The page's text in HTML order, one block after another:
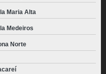
Maria Alta
Medeiros
Norte